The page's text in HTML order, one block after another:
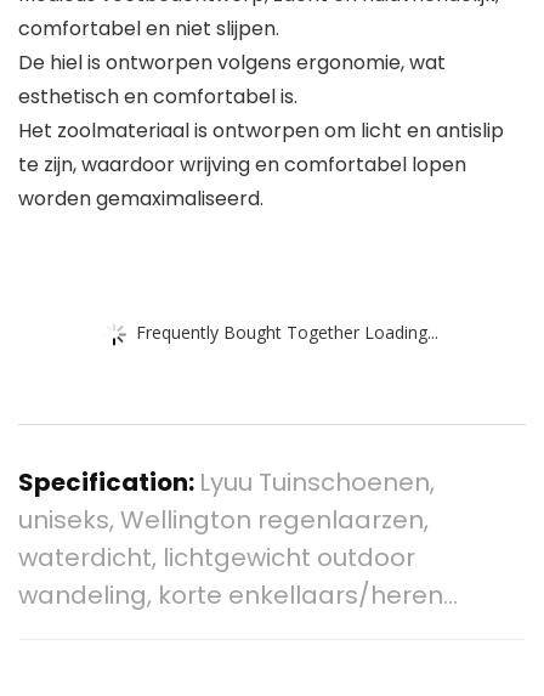
comfortabel en niet slijpen.
De hiel is ontworpen volgens ergonomie, wat
esthetisch en comfortabel is.
Het zoolmateriaal is ontworpen om licht en antislip
te zijn, waardoor wrijving en comfortabel lopen
worden gemaximaliseerd.
Frequently Bought Together Loading...
Specification: Lyuu Tuinschoenen,
uniseks, Wellington regenlaarzen,
waterdicht, lichtgewicht outdoor
wandeling, korte enkellaars/heren…